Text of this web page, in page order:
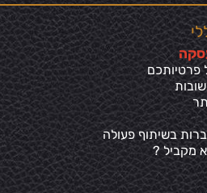
פרטיותכם
בשיתוף פעולה
מקביל ?